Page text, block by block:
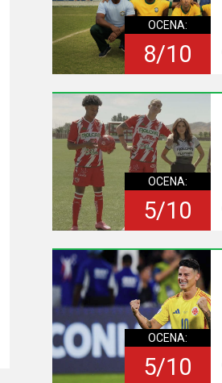
OCENA:
8/10
OCENA:
5/10
OCENA:
5/10